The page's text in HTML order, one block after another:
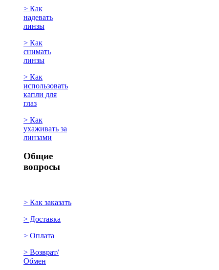
> Как
надевать
линзы
> Как
снимать
линзы
> Как
использовать
капли для
глаз
> Как
ухаживать за
линзами
Общие
вопросы
> Как заказать
> Доставка
> Оплата
> Возврат/
Обмен